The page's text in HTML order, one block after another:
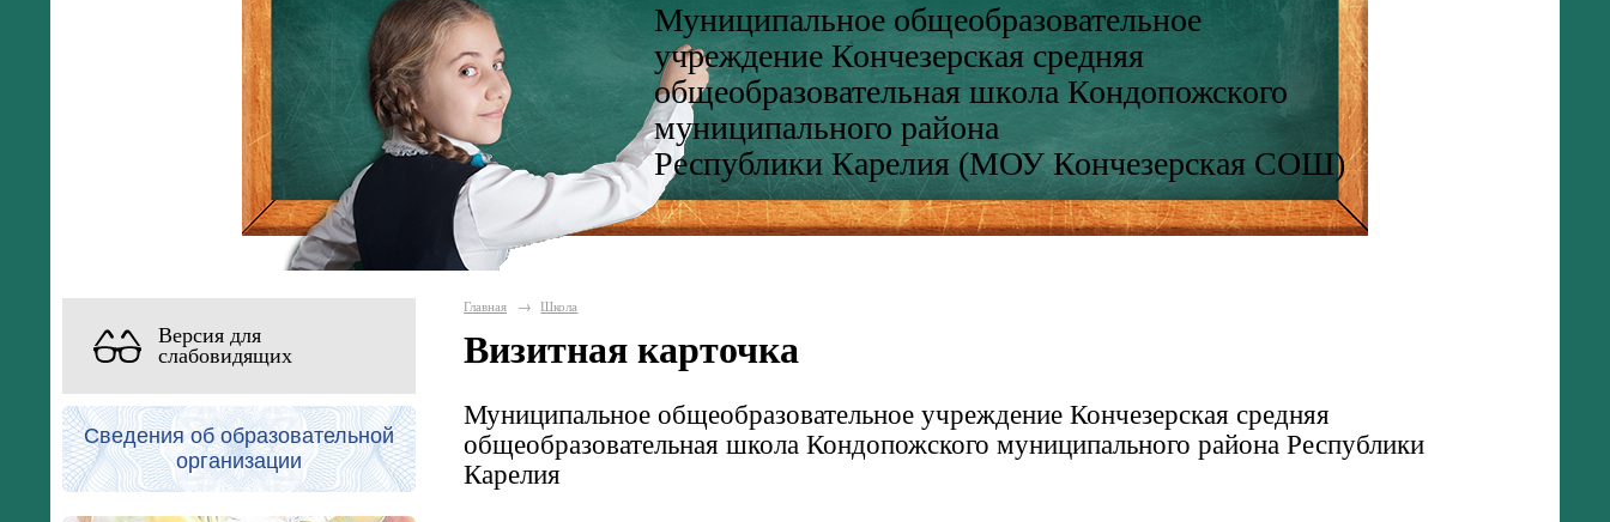
Муниципальное общеобразовательное
учреждение Кончезерская средняя
общеобразовательная школа Кондопожского
муниципального района
Республики Карелия (МОУ Кончезерская СОШ)
Версия для
слабовидящих
Сведения об образовательной
организации
Главная → Школа
Визитная карточка
Муниципальное общеобразовательное учреждение Кончезерская средняя
общеобразовательная школа Кондопожского муниципального района Республики
Карелия